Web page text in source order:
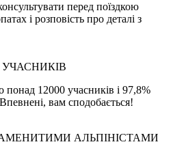
перед поїздкою
і розповість про деталі з
УЧАСНИКІВ
12000 учасників і 97,8%
вам сподобається!
АЛЬПІНІСТАМИ